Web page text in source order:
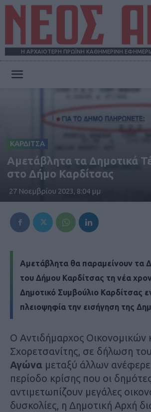
Η ΑΡΧΑΙΟΤΕΡΗ ΠΡΩΪΝΗ ΚΑΘΗΜΕΡΙΝΗ
ΑΓΩΝ
ΚΑΡΔΙΤΣΑ
Αμετάβλητα τα Δημοτικά
στο Δήμο Καρδίτσας
27 Νοεμβρίου 2023, 8:04 μμ
Αμετάβλητα θα παραμείνουν τα
του Δήμου Καρδίτσας τη νέα
Δημοτικό Συμβούλιο Καρδίτσας
πλειοψηφία την εισήγηση της
Ο Αντιδήμαρχος Οικονομικών
Σχορετσανίτης, σε δήλωση
Αγώνα μεταξύ άλλων ανέφερε
περίοδο κρίσης που οι
αντιμετωπίζουν μεγάλες
δυσκολίες, η Δημοτική Αρχή